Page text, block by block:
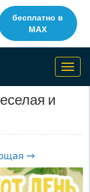
бесплатно в
MAX
и
⇝